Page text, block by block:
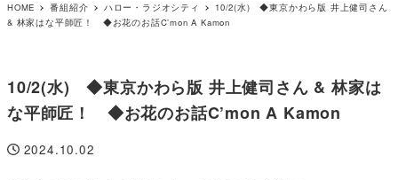
HOME 番組紹介 ハロー・ラジオシティ
10/2(水) ◆東京かわら版 井上健司さん
& 林家はな平師匠！ ◆お花のお話C’mon A Kamon
10/2(水) ◆東京かわら版 井上健司さん & 林家は
な平師匠！ ◆お花のお話C’mon A Kamon
投稿日
2024.10.02